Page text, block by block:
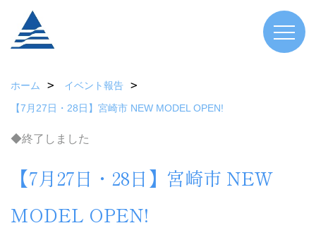
ホーム
イベント報告
【7月27日・28日】宮崎市 NEW MODEL OPEN!
◆終了しました
【7月27日・28日】宮崎市 NEW
MODEL OPEN!